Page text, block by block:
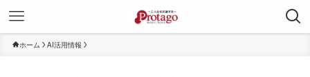
ホーム AI活用情報